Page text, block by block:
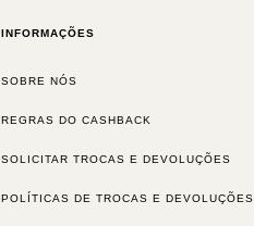
INFORMAÇÕES
SOBRE NÓS
REGRAS DO CASHBACK
SOLICITAR TROCAS E DEVOLUÇÕES
POLÍTICAS DE TROCAS E DEVOLUÇÕES